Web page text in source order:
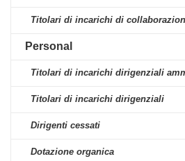
Titolari di incarichi di
Personal
Titolari di incarichi dirigenziali
Titolari di incarichi dirigenziali
Dirigenti cessati
Dotazione organica